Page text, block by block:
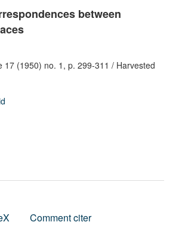
between
17 (1950) no. 1, p. 299-311 / Harvested
Comment citer